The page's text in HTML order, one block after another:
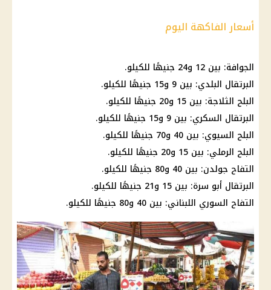
أسعار الفاكهة اليوم
الجوافة: بين 12 و24 جنيهًا للكيلو.
البرتقال البلدي: بين 9 و15 جنيهًا للكيلو.
البلح الثلاجة: بين 15 و20 جنيهًا للكيلو.
البرتقال السكري: بين 9 و15 جنيهًا للكيلو.
البلح السيوي: بين 40 و70 جنيهًا للكيلو.
البلح الرملي: بين 15 و20 جنيهًا للكيلو.
التفاح جولدن: بين 40 و80 جنيهًا للكيلو.
البرتقال أبو سرة: بين 15 و21 جنيهًا للكيلو.
التفاح السوري اللبناني: بين 40 و80 جنيهًا للكيلو.